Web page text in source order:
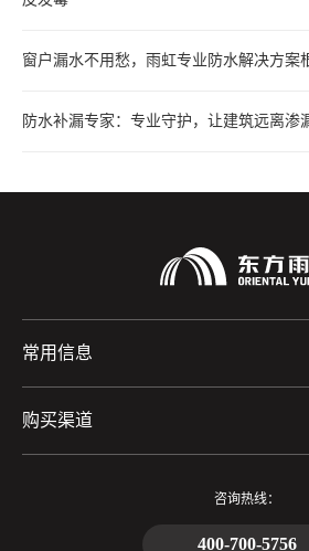
窗户漏水不用愁，雨虹专业防水解决方案
防水补漏专家：专业守护，让建筑远离渗
常用信息
购买渠道
咨询热线：
400-700-5756